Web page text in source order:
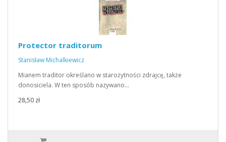
Protector traditorum
Stanisław Michalkiewicz
Mianem traditor określano w starożytności zdrajcę, także
donosiciela. W ten sposób nazywano…
28,50 zł